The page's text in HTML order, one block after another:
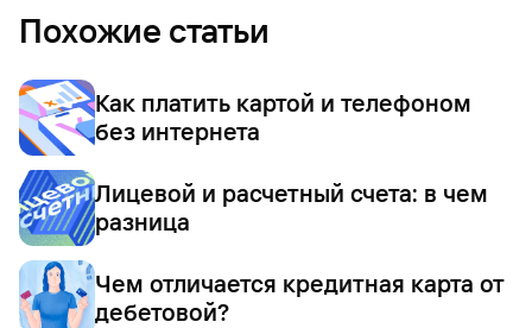
Похожие статьи
Как платить картой и телефоном
без интернета
Лицевой и расчетный счета: в чем
разница
Чем отличается кредитная карта от
дебетовой?